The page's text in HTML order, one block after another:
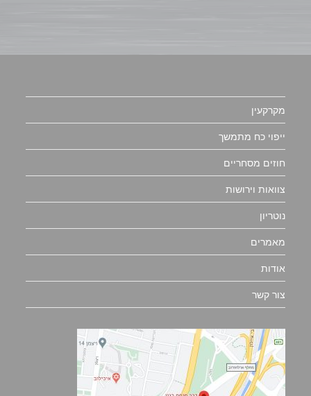
מקרקעין
ייפוי כח מתמשך
חוזים מסחריים
צוואות וירושות
נוטריון
מאמרים
אודות
צור קשר